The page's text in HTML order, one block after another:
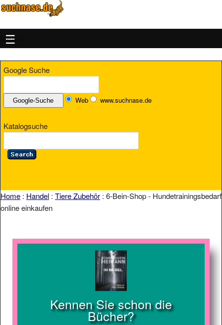
MENU
Google Suche
Web www.suchnase.de
Katalogsuche
Home : Handel : Tiere Zubehör : 6-Bein-Shop - Hundetrainingsbedarf
online einkaufen
Kennen Sie schon die
Bücher?